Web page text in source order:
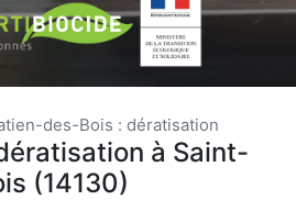
des-Bois : dératisation
à Saint-
(14130)